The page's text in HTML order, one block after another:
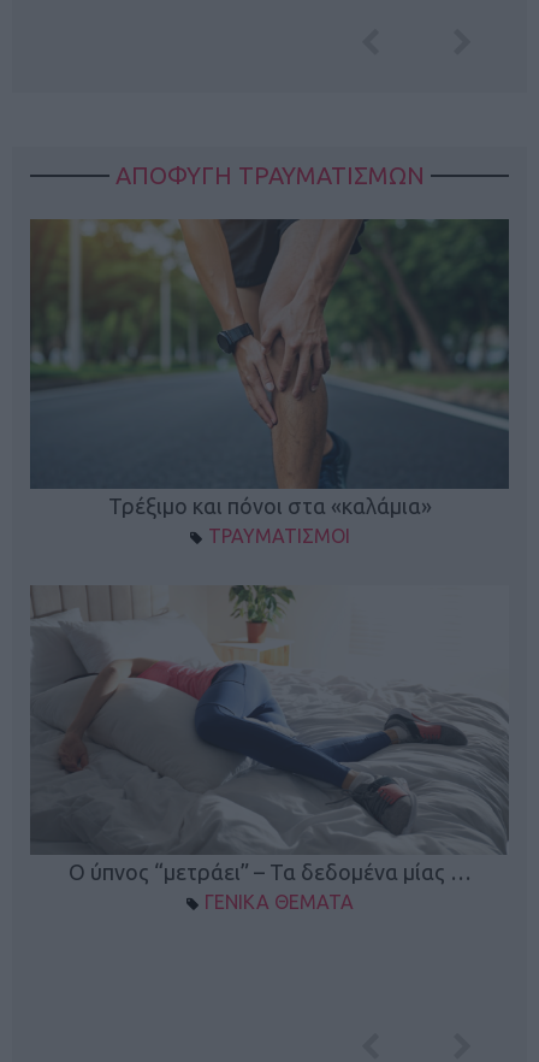
ΑΠΟΦΥΓΗ ΤΡΑΥΜΑΤΙΣΜΩΝ
Τρέξιμο και πόνοι στα «καλάμια»
ΤΡΑΥΜΑΤΙΣΜΟΙ
Ο ύπνος “μετράει” – Τα δεδομένα μίας …
ΓΕΝΙΚΑ ΘΕΜΑΤΑ